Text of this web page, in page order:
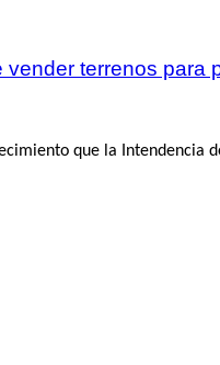
terrenos para
que la